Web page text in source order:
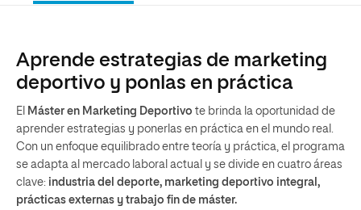
Aprende estrategias de marketing
deportivo y ponlas en práctica
El Máster en Marketing Deportivo te brinda la oportunidad de
aprender estrategias y ponerlas en práctica en el mundo real.
Con un enfoque equilibrado entre teoría y práctica, el programa
se adapta al mercado laboral actual y se divide en cuatro áreas
clave: industria del deporte, marketing deportivo integral,
prácticas externas y trabajo fin de máster.